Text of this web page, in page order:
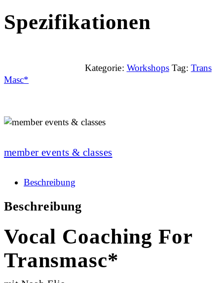
Spezifikationen
Kategorie: Workshops Tag: Trans
Masc*
member events & classes
Beschreibung
Beschreibung
Vocal Coaching For
Transmasc*